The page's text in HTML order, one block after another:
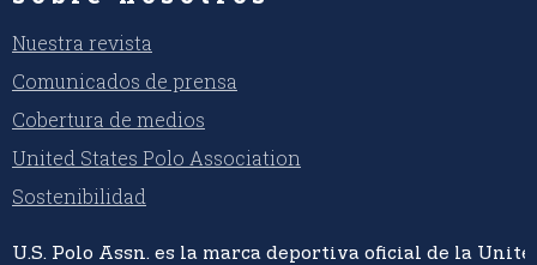
Nuestra revista
Comunicados de prensa
Cobertura de medios
United States Polo Association
Sostenibilidad
U.S. Polo Assn. es la marca deportiva oficial de la